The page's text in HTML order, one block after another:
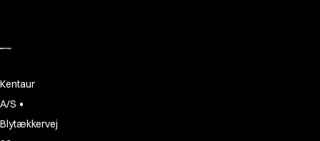
Kentaur
A/S •
Blytækkervej